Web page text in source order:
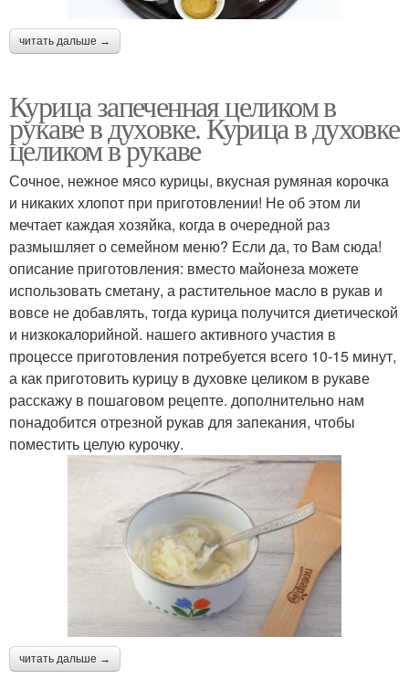
читать дальше →
Курица запеченная целиком в
рукаве в духовке. Курица в духовке
целиком в рукаве
Сочное, нежное мясо курицы, вкусная румяная корочка
и никаких хлопот при приготовлении! Не об этом ли
мечтает каждая хозяйка, когда в очередной раз
размышляет о семейном меню? Если да, то Вам сюда!
описание приготовления: вместо майонеза можете
использовать сметану, а растительное масло в рукав и
вовсе не добавлять, тогда курица получится диетической
и низкокалорийной. нашего активного участия в
процессе приготовления потребуется всего 10-15 минут,
а как приготовить курицу в духовке целиком в рукаве
расскажу в пошаговом рецепте. дополнительно нам
понадобится отрезной рукав для запекания, чтобы
поместить целую курочку.
читать дальше →